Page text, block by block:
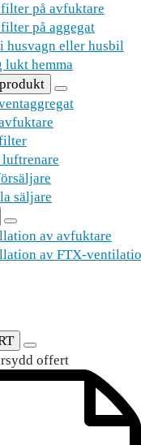
på avfuktare
på aggegat
husvagn eller husbil
lukt hemma
säljare
av avfuktare
av FTX-
offert